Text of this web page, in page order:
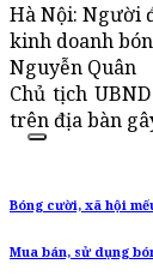
Hà Nội: Người
kinh doanh
Nguyễn Quân
Chủ tịch
trên địa bàn
Bóng cười, xã hội
Mua bán, sử dụng